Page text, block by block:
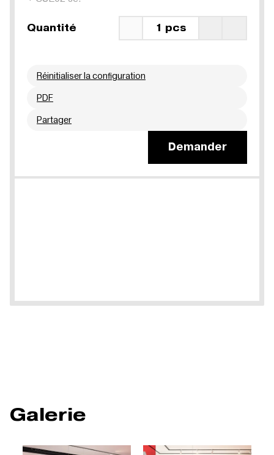
Quantité 1 pcs
Réinitialiser la configuration
PDF
Partager
Demander
Galerie